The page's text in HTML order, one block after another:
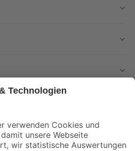
und Aktionen mehr verpassen!